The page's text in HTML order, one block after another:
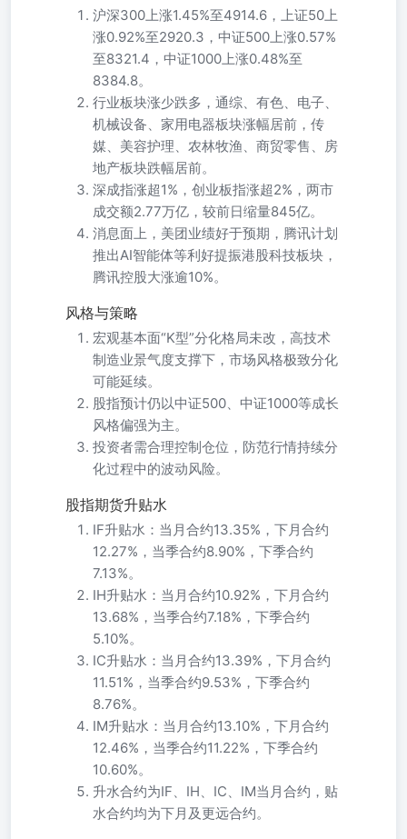
沪深300上涨1.45%至4914.6，上证50上
涨0.92%至2920.3，中证500上涨0.57%
至8321.4，中证1000上涨0.48%至
8384.8。
行业板块涨少跌多，通综、有色、电子、
机械设备、家用电器板块涨幅居前，传
媒、美容护理、农林牧渔、商贸零售、房
地产板块跌幅居前。
深成指涨超1%，创业板指涨超2%，两市
成交额2.77万亿，较前日缩量845亿。
消息面上，美团业绩好于预期，腾讯计划
推出AI智能体等利好提振港股科技板块，
腾讯控股大涨逾10%。
风格与策略
宏观基本面“K型”分化格局未改，高技术
制造业景气度支撑下，市场风格极致分化
可能延续。
股指预计仍以中证500、中证1000等成长
风格偏强为主。
投资者需合理控制仓位，防范行情持续分
化过程中的波动风险。
股指期货升贴水
IF升贴水：当月合约13.35%，下月合约
12.27%，当季合约8.90%，下季合约
7.13%。
IH升贴水：当月合约10.92%，下月合约
13.68%，当季合约7.18%，下季合约
5.10%。
IC升贴水：当月合约13.39%，下月合约
11.51%，当季合约9.53%，下季合约
8.76%。
IM升贴水：当月合约13.10%，下月合约
12.46%，当季合约11.22%，下季合约
10.60%。
升水合约为IF、IH、IC、IM当月合约，贴
水合约均为下月及更远合约。